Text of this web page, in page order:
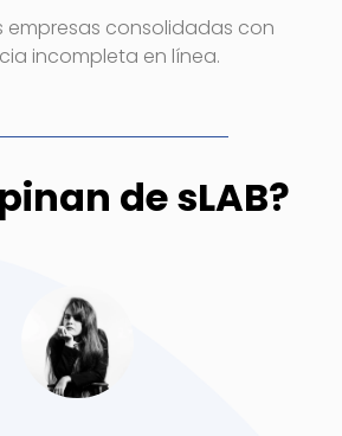
empresas consolidadas con
incompleta en línea.
de sLAB?